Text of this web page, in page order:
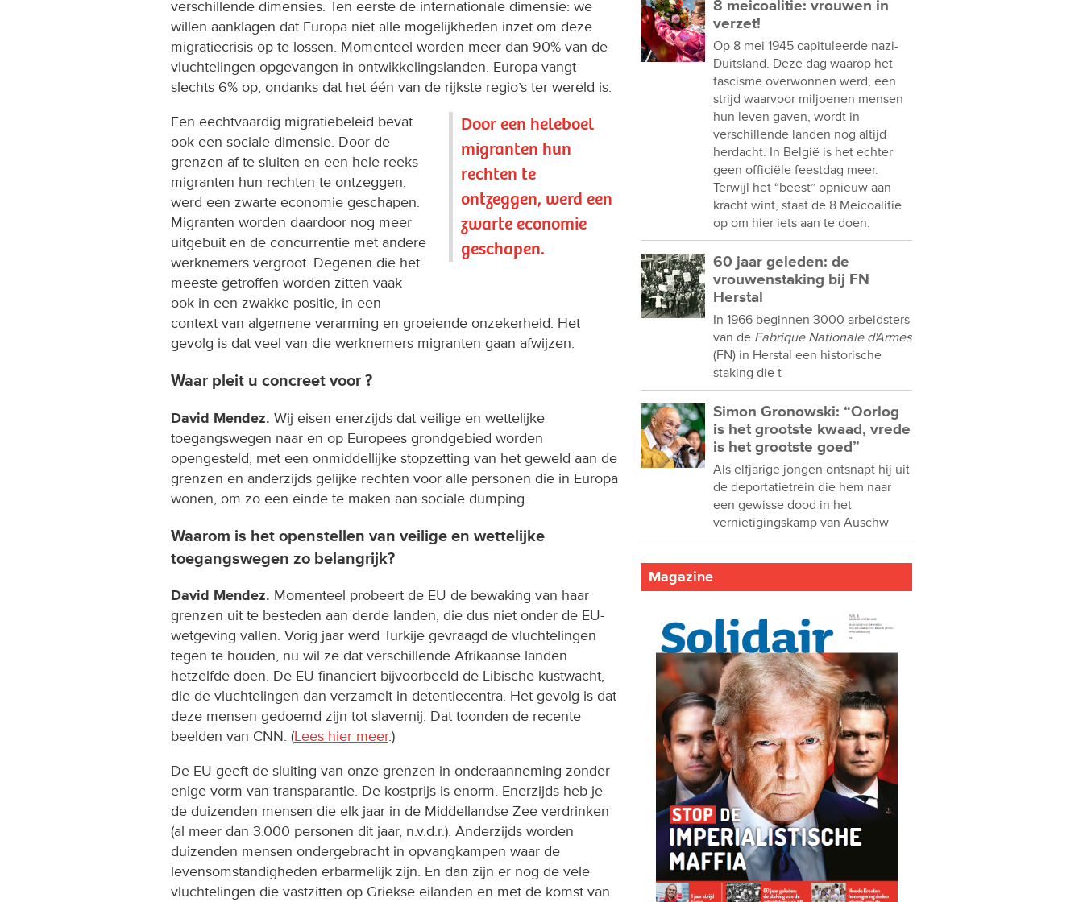
verschillende dimensies. Ten eerste de internationale dimensie: we
willen aanklagen dat Europa niet alle mogelijkheden inzet om deze
migratiecrisis op te lossen. Momenteel worden meer dan 90% van de
vluchtelingen opgevangen in ontwikkelingslanden. Europa vangt
slechts 6% op, ondanks dat het één van de rijkste regio’s ter wereld is.
Door een heleboel
migranten hun
rechten te
ontzeggen, werd een
zwarte economie
geschapen.
Een eechtvaardig migratiebeleid bevat
ook een sociale dimensie. Door de
grenzen af te sluiten en een hele reeks
migranten hun rechten te ontzeggen,
werd een zwarte economie geschapen.
Migranten worden daardoor nog meer
uitgebuit en de concurrentie met andere
werknemers vergroot. Degenen die het
meeste getroffen worden zitten vaak
ook in een zwakke positie, in een
context van algemene verarming en groeiende onzekerheid. Het
gevolg is dat veel van die werknemers migranten gaan afwijzen.
Waar pleit u concreet voor ?
David Mendez. Wij eisen enerzijds dat veilige en wettelijke
toegangswegen naar en op Europees grondgebied worden
opengesteld, met een onmiddellijke stopzetting van het geweld aan de
grenzen en anderzijds gelijke rechten voor alle personen die in Europa
wonen, om zo een einde te maken aan sociale dumping.
Waarom is het openstellen van veilige en wettelijke
toegangswegen zo belangrijk?
David Mendez. Momenteel probeert de EU de bewaking van haar
grenzen uit te besteden aan derde landen, die dus niet onder de EU-
wetgeving vallen. Vorig jaar werd Turkije gevraagd de vluchtelingen
tegen te houden, nu wil ze dat verschillende Afrikaanse landen
hetzelfde doen. De EU financiert bijvoorbeeld de Libische kustwacht,
die de vluchtelingen dan verzamelt in detentiecentra. Het gevolg is dat
deze mensen gedoemd zijn tot slavernij. Dat toonden de recente
beelden van CNN. (Lees hier meer.)
De EU geeft de sluiting van onze grenzen in onderaanneming zonder
enige vorm van transparantie. De kostprijs is enorm. Enerzijds heb je
de duizenden mensen die elk jaar in de Middellandse Zee verdrinken
(al meer dan 3.000 personen dit jaar, n.v.d.r.). Anderzijds worden
duizenden mensen ondergebracht in opvangkampen waar de
levensomstandigheden erbarmelijk zijn. En dan zijn er nog de vele
vluchtelingen die vastzitten op Griekse eilanden en met de komst van
8 meicoalitie: vrouwen in
verzet!
Op 8 mei 1945 capituleerde nazi-
Duitsland. Deze dag waarop het
fascisme overwonnen werd, een
strijd waarvoor miljoenen mensen
hun leven gaven, wordt in
verschillende landen nog altijd
herdacht. In België is het echter
geen officiële feestdag meer.
Terwijl het “beest” opnieuw aan
kracht wint, staat de 8 Meicoalitie
op om hier iets aan te doen.
60 jaar geleden: de
vrouwenstaking bij FN
Herstal
In 1966 beginnen 3000 arbeidsters
van de Fabrique Nationale d'Armes
(FN) in Herstal een historische
staking die t
Simon Gronowski: “Oorlog
is het grootste kwaad, vrede
is het grootste goed”
Als elfjarige jongen ontsnapt hij uit
de deportatietrein die hem naar
een gewisse dood in het
vernietigingskamp van Auschw
Magazine